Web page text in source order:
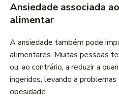
Ansiedade associada
alimentar
A ansiedade também pode
alimentares. Muitas pessoas
ou, ao contrário, a reduzir a
ingeridos, levando a problemas
obesidade.